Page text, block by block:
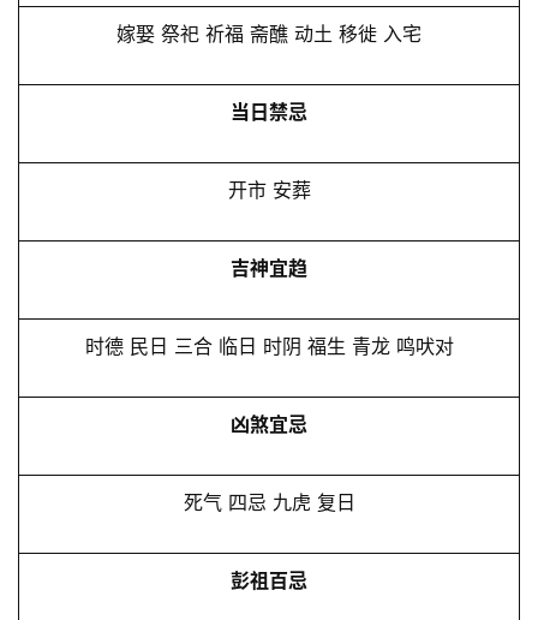
嫁娶 祭祀 祈福 斋醮 动土 移徙 入宅
当日禁忌
开市 安葬
吉神宜趋
时德 民日 三合 临日 时阴 福生 青龙 鸣吠对
凶煞宜忌
死气 四忌 九虎 复日
彭祖百忌